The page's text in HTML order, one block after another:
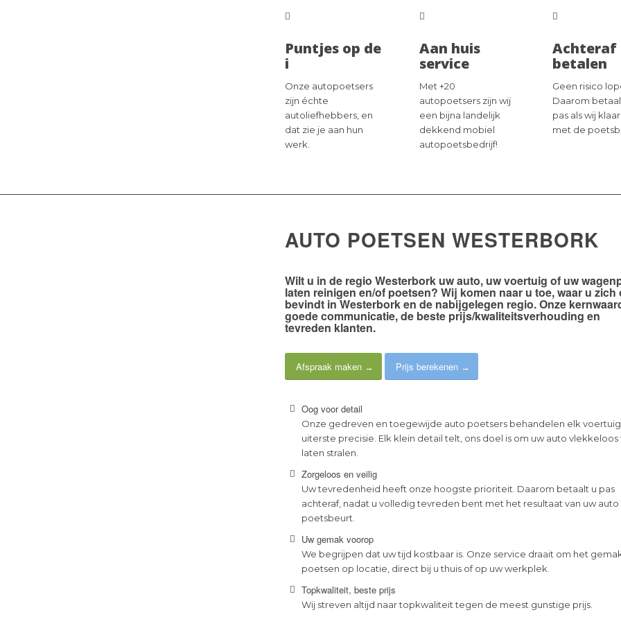
Puntjes op de
i
Onze autopoetsers
zijn échte
autoliefhebbers, en
dat zie je aan hun
werk.
Aan huis
service
Met +20
autopoetsers zijn wij
een bijna landelijk
dekkend mobiel
autopoetsbedrijf!
Achteraf
betalen
Geen risico
Daarom
pas als wij
met de
AUTO POETSEN WESTERBORK
Wilt u in de regio Westerbork uw auto, uw voertuig of uw
laten reinigen en/of poetsen? Wij komen naar u toe, waar u zich
bevindt in Westerbork en de nabijgelegen regio. Onze
goede communicatie, de beste prijs/kwaliteitsverhouding en
tevreden klanten.
Afspraak maken Prijs berekenen
Oog voor detail
Onze gedreven en toegewijde auto poetsers behandelen elk
uiterste precisie. Elk klein detail telt, ons doel is om uw auto vlekkeloos
laten stralen.
Zorgeloos en veilig
Uw tevredenheid heeft onze hoogste prioriteit. Daarom betaalt u pas
achteraf, nadat u volledig tevreden bent met het resultaat van uw auto
poetsbeurt.
Uw gemak voorop
We begrijpen dat uw tijd kostbaar is. Onze service draait om het
poetsen op locatie, direct bij u thuis of op uw werkplek.
Topkwaliteit, beste prijs
Wij streven altijd naar topkwaliteit tegen de meest gunstige prijs.